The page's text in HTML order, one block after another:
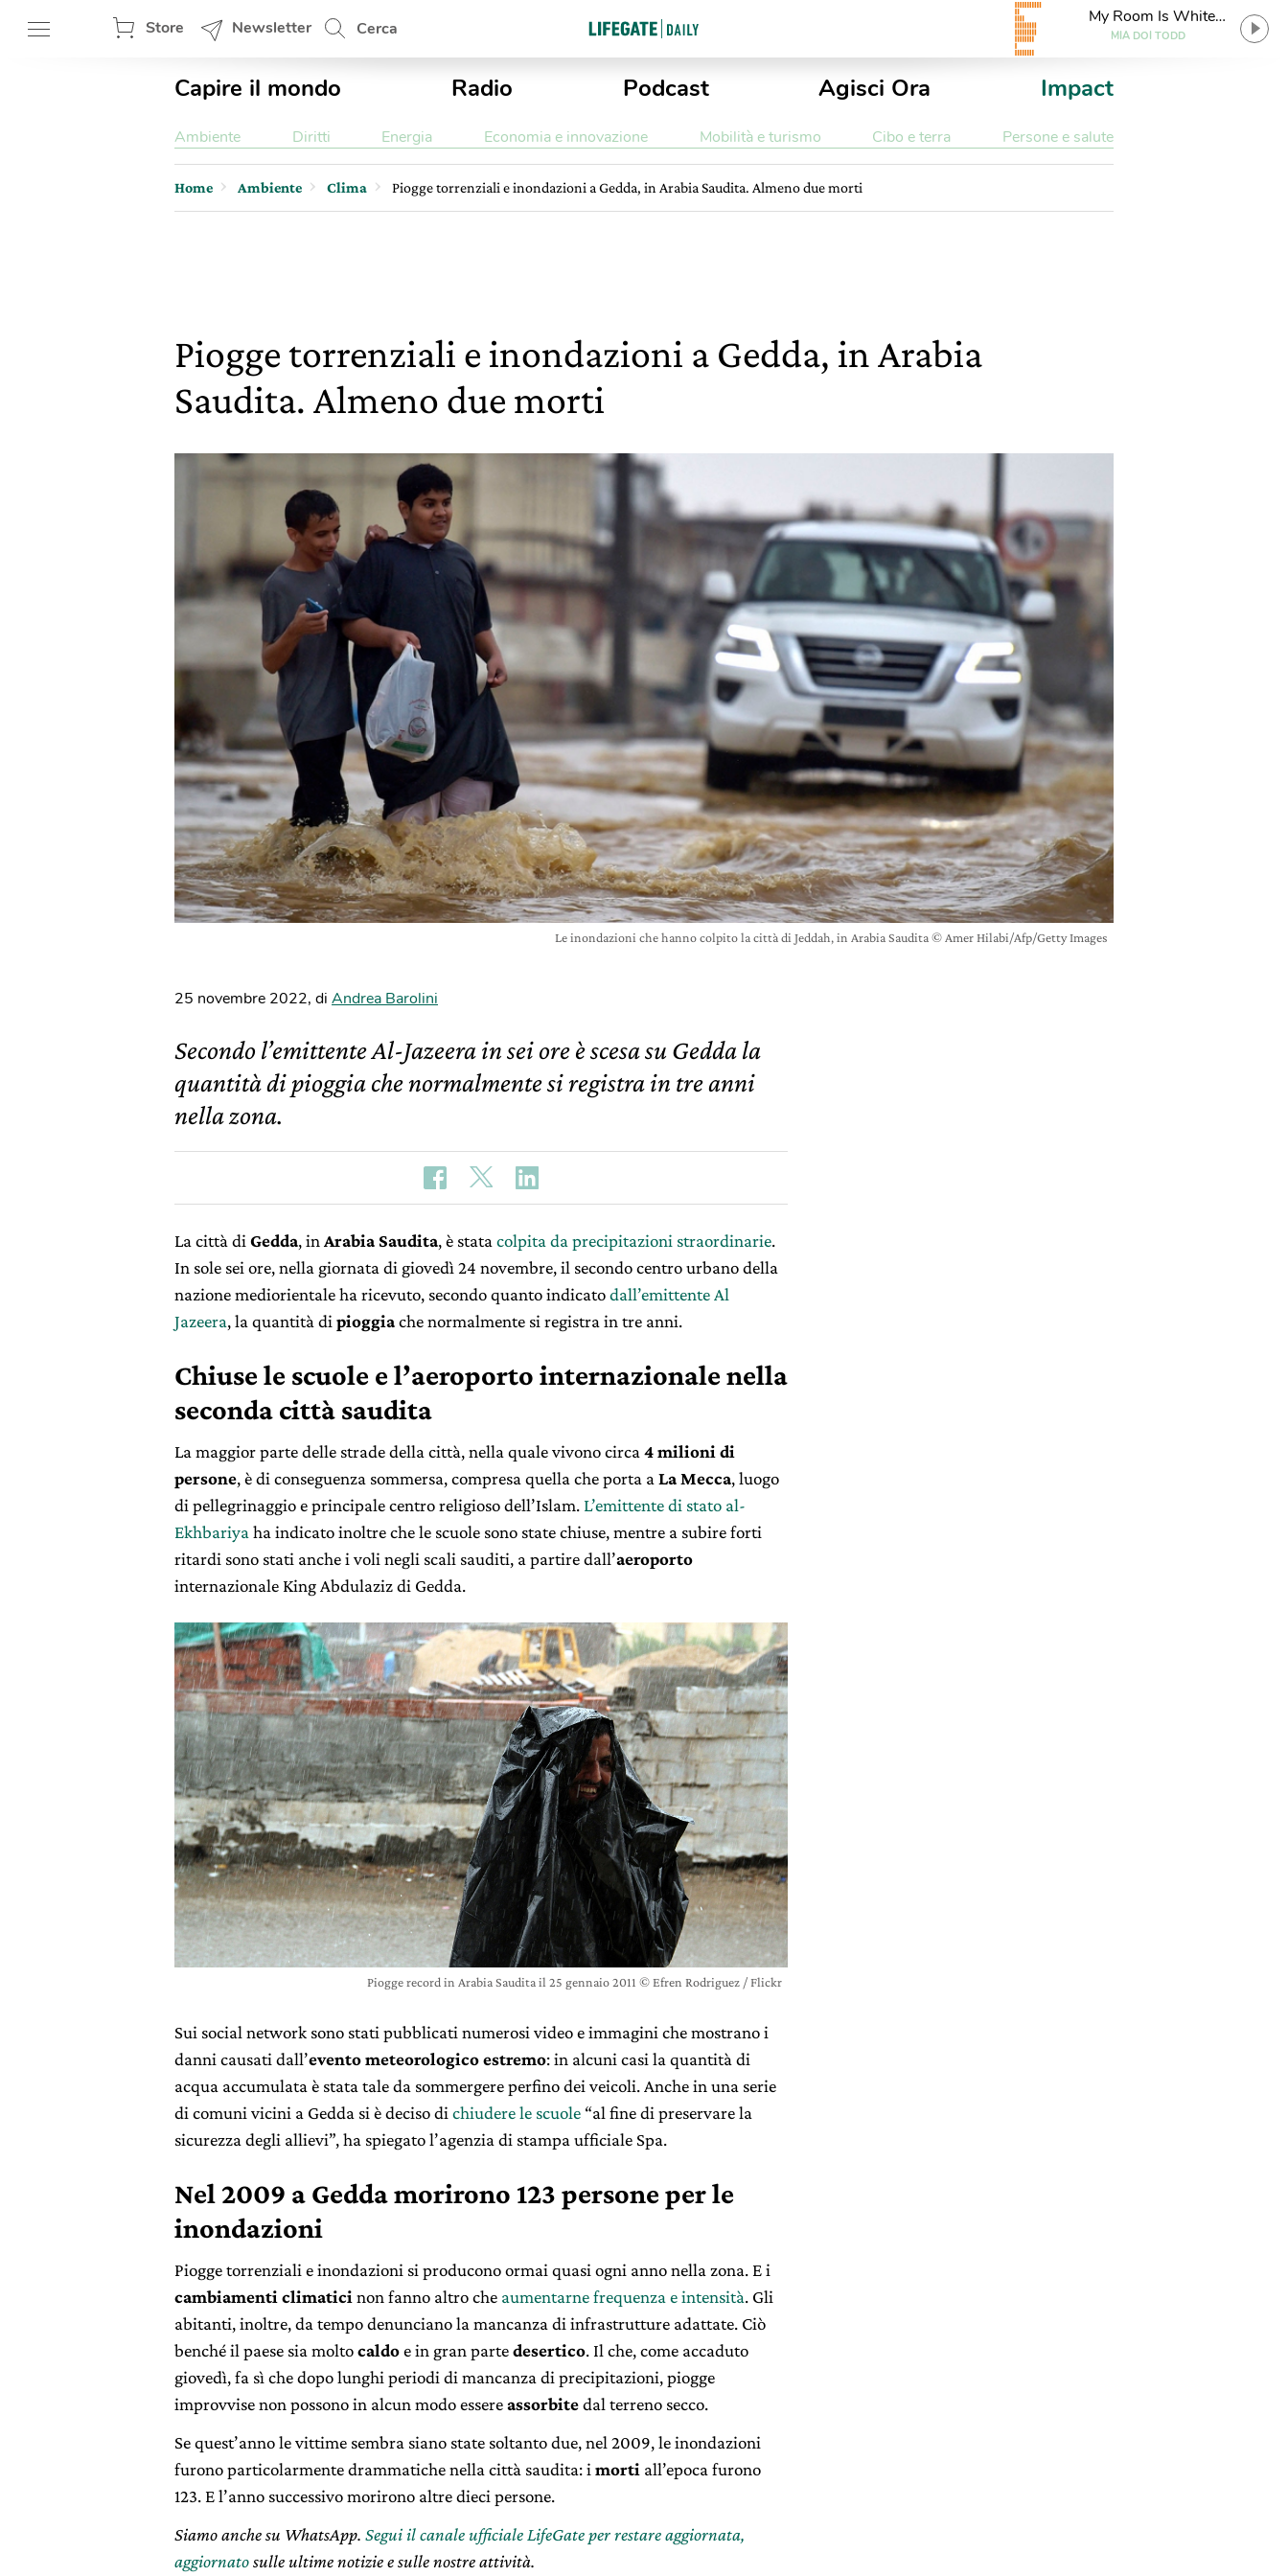
Store Newsletter Cerca
My Room Is White
(Dungen Remix)
MIA DOI TODD
Capire il mondo Radio Podcast Agisci Ora Impact
Ambiente Diritti Energia Economia e innovazione Mobilità e turismo Cibo e terra Persone e salute
Home Ambiente Clima Piogge torrenziali e inondazioni a Gedda, in Arabia Saudita. Almeno due morti
Piogge torrenziali e inondazioni a Gedda, in Arabia
Saudita. Almeno due morti
Le inondazioni che hanno colpito la città di Jeddah, in Arabia Saudita © Amer Hilabi/Afp/Getty Images
25 novembre 2022, di Andrea Barolini
Secondo l’emittente Al-Jazeera in sei ore è scesa su Gedda la
quantità di pioggia che normalmente si registra in tre anni
nella zona.
La città di Gedda, in Arabia Saudita, è stata colpita da precipitazioni straordinarie.
In sole sei ore, nella giornata di giovedì 24 novembre, il secondo centro urbano della
nazione mediorientale ha ricevuto, secondo quanto indicatodall’emittente Al
Jazeera, la quantità di pioggiache normalmente si registra in tre anni.
Chiuse le scuole e l’aeroporto internazionale nella
seconda città saudita
La maggior parte delle strade della città, nella quale vivono circa 4 milioni di
persone, è di conseguenza sommersa, compresa quella che porta a La Mecca, luogo
di pellegrinaggio e principale centro religioso dell’Islam. L’emittente di stato al-
Ekhbariya ha indicato inoltre che le scuole sono state chiuse, mentre a subire forti
ritardi sono stati anche i voli negli scali sauditi, a partire dall’aeroporto
internazionale King Abdulaziz di Gedda.
Piogge record in Arabia Saudita il 25 gennaio 2011 © Efren Rodriguez / Flickr
Sui social network sono stati pubblicati numerosi video e immagini che mostrano i
danni causati dall’evento meteorologico estremo: in alcuni casi la quantità di
acqua accumulata è stata tale da sommergere perfino dei veicoli. Anche in una serie
di comuni vicini a Gedda si è deciso di chiudere le scuole “al fine di preservare la
sicurezza degli allievi”, ha spiegato l’agenzia di stampa ufficiale Spa.
Nel 2009 a Gedda morirono 123 persone per le
inondazioni
Piogge torrenziali e inondazioni si producono ormai quasi ogni anno nella zona. E i
cambiamenti climatici non fanno altro che aumentarne frequenza e intensità. Gli
abitanti, inoltre, da tempo denunciano la mancanza di infrastrutture adattate. Ciò
benché il paese sia moltocaldoe in gran partedesertico. Il che, come accaduto
giovedì, fa sì che dopo lunghi periodi di mancanza di precipitazioni, piogge
improvvise non possono in alcun modo essereassorbitedal terreno secco.
Se quest’anno le vittime sembra siano state soltanto due, nel 2009, le inondazioni
furono particolarmente drammatiche nella città saudita: i morti all’epoca furono
123. E l’anno successivo morirono altre dieci persone.
Siamo anche su WhatsApp. Segui il canale ufficiale LifeGate per restare aggiornata,
aggiornatosulle ultime notizie e sulle nostre attività.